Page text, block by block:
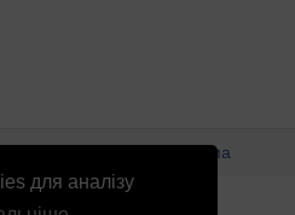
для аналізу
інформація
Реклама